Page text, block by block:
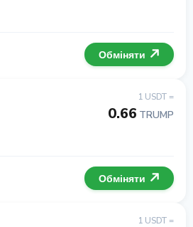
Обміняти
1 USDT =
0.66 TRUMP
Обміняти
1 USDT =